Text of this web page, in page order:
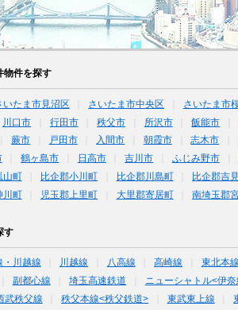
物件を探す
いたま市見沼区 さいたま市中央区 さいたま市
川口市 行田市 秩父市 所沢市 飯能市
蕨市 戸田市 入間市 朝霞市 志木市
鶴ヶ島市 日高市 吉川市 ふじみ野市
山町 比企郡小川町 比企郡川島町 比企郡吉
川町 児玉郡上里町 大里郡寄居町 南埼玉郡
す
・川越線 川越線 八高線 高崎線 東北本
副都心線 埼玉高速鉄道 ニューシャトル<伊奈
武秩父線 秩父本線<秩父鉄道> 東武東上線